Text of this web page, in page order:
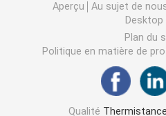
Capteur de température de
Varistance CMS
Aperçu Au sujet de
Desktop
Plan du
Politique en matière de
Qualité